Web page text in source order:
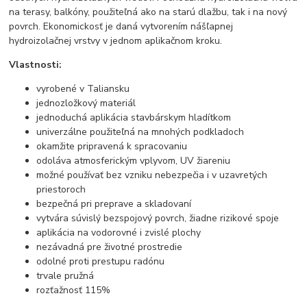
na terasy, balkóny, použiteľná ako na starú dlažbu, tak i na nový
povrch. Ekonomickosť je daná vytvorením nášľapnej
hydroizolačnej vrstvy v jednom aplikačnom kroku.
Vlastnosti:
vyrobené v Taliansku
jednozložkový materiál
jednoduchá aplikácia stavbárskym hladítkom
univerzálne použiteľná na mnohých podkladoch
okamžite pripravená k spracovaniu
odoláva atmosferickým vplyvom, UV žiareniu
možné používať bez vzniku nebezpečia i v uzavretých
priestoroch
bezpečná pri preprave a skladovaní
vytvára súvislý bezspojový povrch, žiadne rizikové spoje
aplikácia na vodorovné i zvislé plochy
nezávadná pre životné prostredie
odolné proti prestupu radónu
trvale pružná
rozťažnosť 115%